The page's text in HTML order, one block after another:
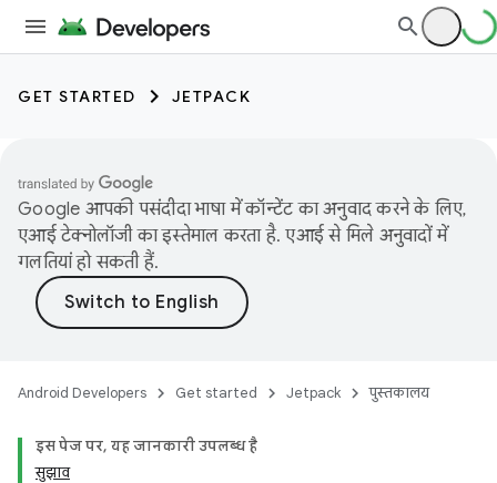
GET STARTED JETPACK
Google आपकी पसंदीदा भाषा में कॉन्टेंट का अनुवाद करने के लिए,
एआई टेक्नोलॉजी का इस्तेमाल करता है. एआई से मिले अनुवादों में
गलतियां हो सकती हैं.
Android Developers Get started Jetpack पुस्तकालय
इस पेज पर, यह जानकारी उपलब्ध है
सुझाव